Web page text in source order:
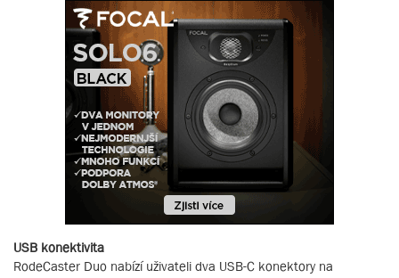
USB konektivita
RodeCaster Duo nabízí uživateli dva USB-C konektory na